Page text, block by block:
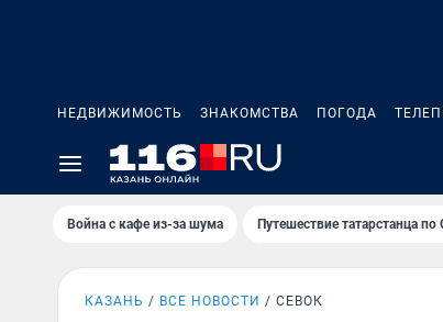
НЕДВИЖИМОСТЬ ЗНАКОМСТВА ПОГОДА
Война с кафе из-за шума Путешествие татарстанца
КАЗАНЬ ВСЕ НОВОСТИ СЕВОК